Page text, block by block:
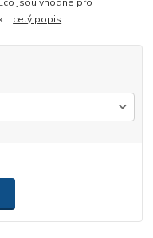
celý popis